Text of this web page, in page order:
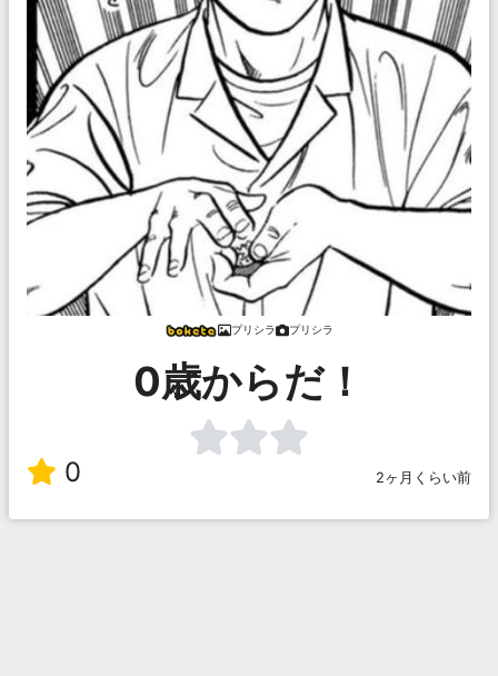
プリシラ プリシラ
0歳からだ！
0 2ヶ月くらい前